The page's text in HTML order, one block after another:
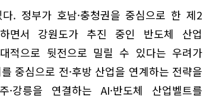
. 정부가 호남·충청권을 중심으로 한 제2
면서 강원도가 추진 중인 반도체 산업
적으로 뒷전으로 밀릴 수 있다는 우려가
중심으로 전·후방 산업을 연계하는 전략을
·강릉을 연결하는 AI·반도체 산업벨트를